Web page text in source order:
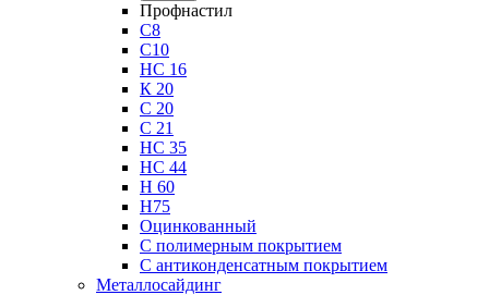
Профнастил
С8
С10
НС 16
К 20
С 20
С 21
НС 35
НС 44
Н 60
Н75
Оцинкованный
С полимерным покрытием
С антиконденсатным покрытием
Металлосайдинг